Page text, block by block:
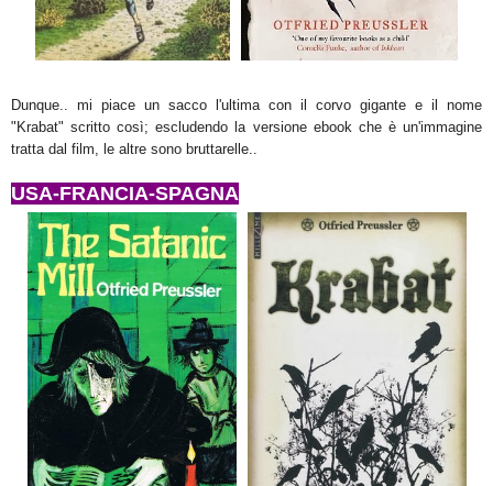
Dunque.. mi piace un sacco l'ultima con il corvo gigante e il nome
"Krabat" scritto così; escludendo la versione ebook che è un'immagine
tratta dal film, le altre sono bruttarelle..
USA-FRANCIA-SPAGNA